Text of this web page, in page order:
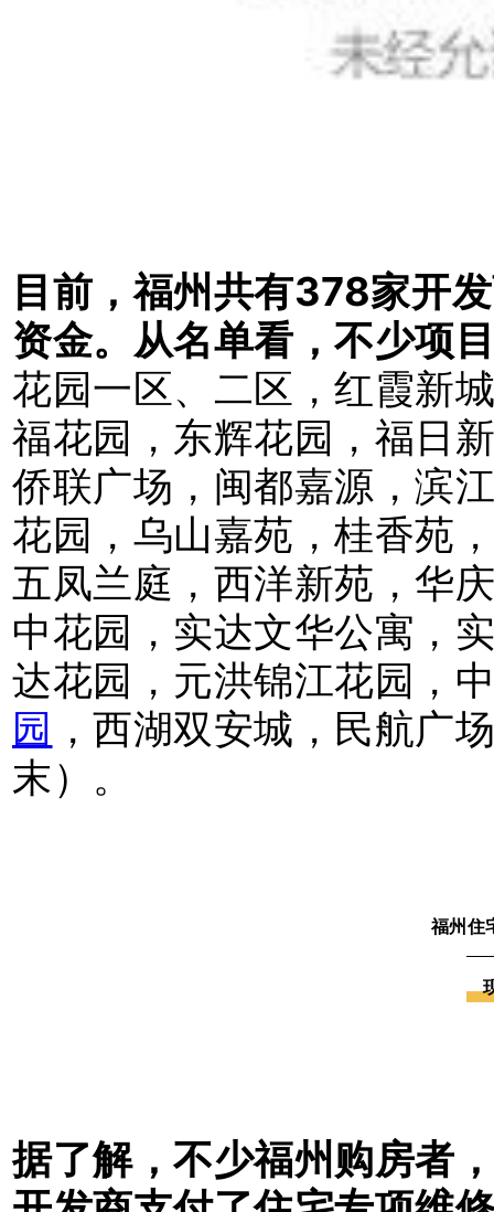
目前，福州共有378家开
资金。从名单看，不少项
花园一区、二区，红霞新
福花园，东辉花园，福日
侨联广场，闽都嘉源，滨
花园，乌山嘉苑，桂香苑
五凤兰庭，西洋新苑，华
中花园，实达文华公寓，
达花园，元洪锦江花园，
园 ，西湖双安城，民航广
末）。
福州住
据了解，不少福州购房者